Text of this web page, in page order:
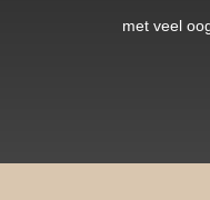
met veel